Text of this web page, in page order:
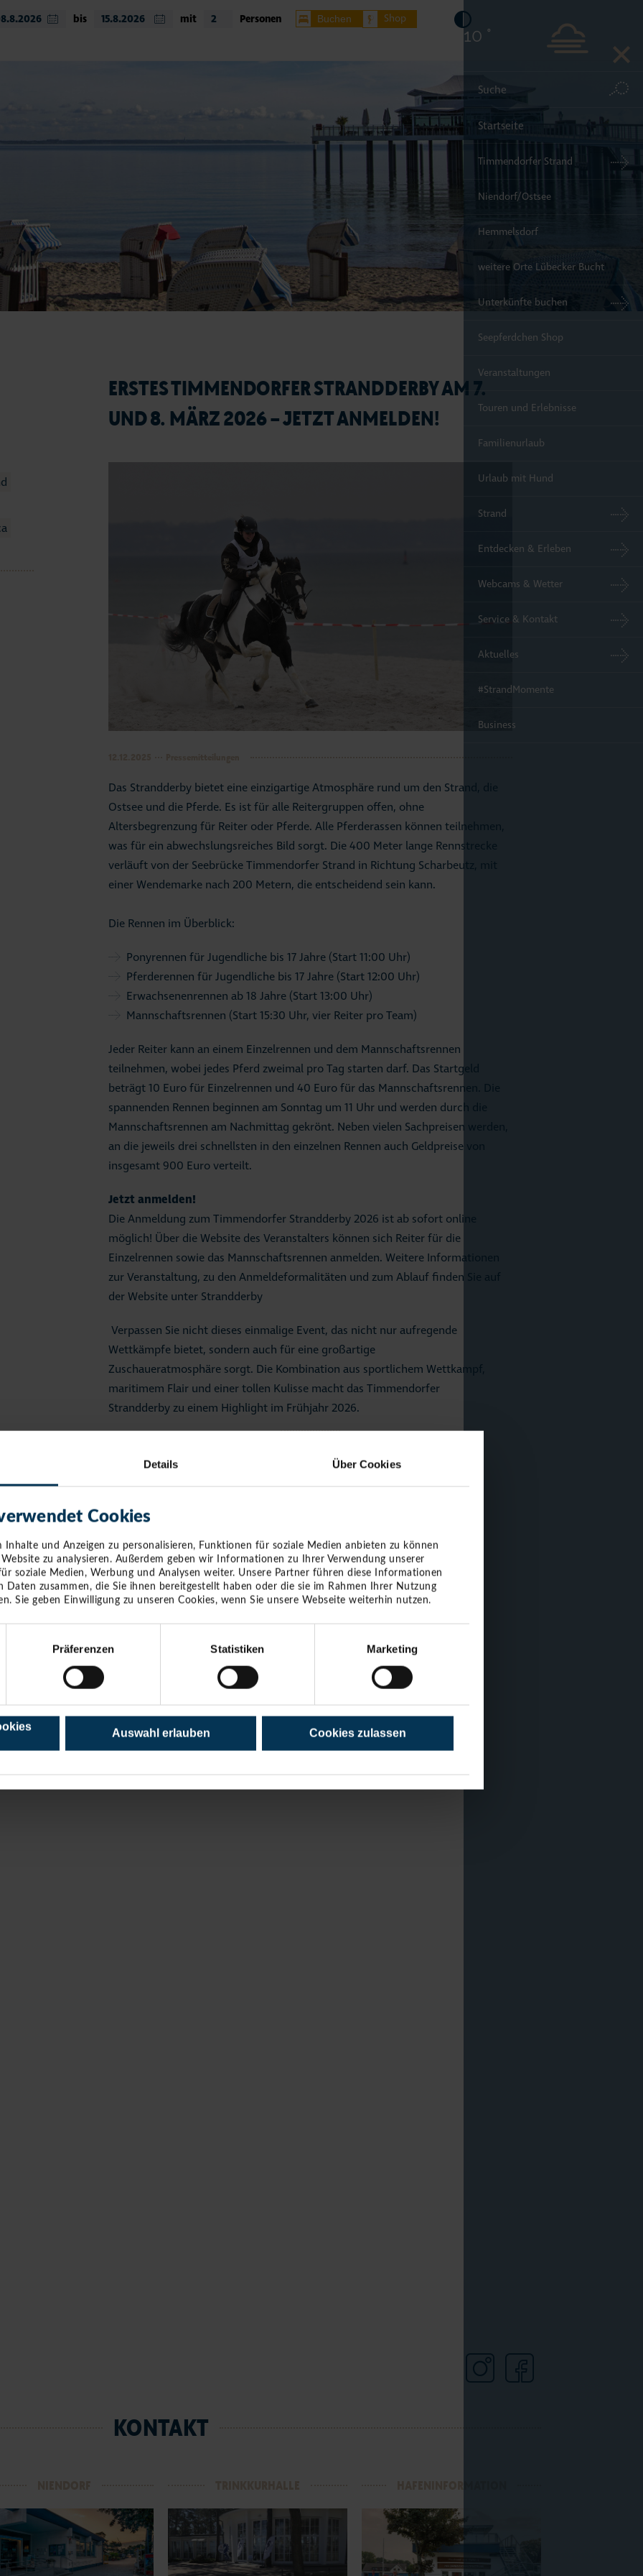
Details Über Cookies
Cookies
Inhalte und Anzeigen zu personalisieren, Funktionen für soziale Medien anbieten zu können
zu analysieren. Außerdem geben wir Informationen zu Ihrer Verwendung unserer
soziale Medien, Werbung und Analysen weiter. Unsere Partner führen diese Informationen
Daten zusammen, die Sie ihnen bereitgestellt haben oder die sie im Rahmen Ihrer Nutzung
Sie geben Einwilligung zu unseren Cookies, wenn Sie unsere Webseite weiterhin nutzen.
Präferenzen Statistiken Marketing
Auswahl erlauben Cookies zulassen
bis mit Personen Buchen Shop
10 °
Startseite
Timmendorfer Strand
Niendorf/Ostsee
Hemmelsdorf
weitere Orte Lübecker Bucht
Unterkünfte buchen
Seepferdchen Shop
Veranstaltungen
Touren und Erlebnisse
Familienurlaub
Urlaub mit Hund
Strand
Entdecken & Erleben
Webcams & Wetter
Service & Kontakt
Aktuelles
#StrandMomente
Business
ERSTES TIMMENDORFER STRANDDERBY AM 7.
UND 8. MÄRZ 2026 – JETZT ANMELDEN!
Das Strandderby bietet eine einzigartige Atmosphäre rund um den Strand, die
Ostsee und die Pferde. Es ist für alle Reitergruppen offen, ohne
Altersbegrenzung für Reiter oder Pferde. Alle Pferderassen können teilnehmen,
was für ein abwechslungsreiches Bild sorgt. Die 400 Meter lange Rennstrecke
verläuft von der Seebrücke Timmendorfer Strand in Richtung Scharbeutz, mit
einer Wendemarke nach 200 Metern, die entscheidend sein kann.
Die Rennen im Überblick:
Ponyrennen für Jugendliche bis 17 Jahre (Start 11:00 Uhr)
Pferderennen für Jugendliche bis 17 Jahre (Start 12:00 Uhr)
Erwachsenenrennen ab 18 Jahre (Start 13:00 Uhr)
Mannschaftsrennen (Start 15:30 Uhr, vier Reiter pro Team)
Jeder Reiter kann an einem Einzelrennen und dem Mannschaftsrennen
teilnehmen, wobei jedes Pferd zweimal pro Tag starten darf. Das Startgeld
beträgt 10 Euro für Einzelrennen und 40 Euro für das Mannschaftsrennen. Die
spannenden Rennen beginnen am Sonntag um 11 Uhr und werden durch die
Mannschaftsrennen am Nachmittag gekrönt. Neben vielen Sachpreisen werden,
an die jeweils drei schnellsten in den einzelnen Rennen auch Geldpreise von
insgesamt 900 Euro verteilt.
Jetzt anmelden!
Die Anmeldung zum Timmendorfer Strandderby 2026 ist ab sofort online
möglich! Über die Website des Veranstalters können sich Reiter für die
Einzelrennen sowie das Mannschaftsrennen anmelden. Weitere Informationen
zur Veranstaltung, zu den Anmeldeformalitäten und zum Ablauf finden Sie auf
der Website unter Strandderby
Verpassen Sie nicht dieses einmalige Event, das nicht nur aufregende
Wettkämpfe bietet, sondern auch für eine großartige
Zuschaueratmosphäre sorgt. Die Kombination aus sportlichem Wettkampf,
maritimem Flair und einer tollen Kulisse macht das Timmendorfer
Strandderby zu einem Highlight im Frühjahr 2026.
KONTAKT